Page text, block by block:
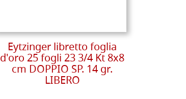
Eytzinger libretto foglia
d'oro 25 fogli 23 3/4 Kt 8x8
cm DOPPIO SP. 14 gr.
LIBERO